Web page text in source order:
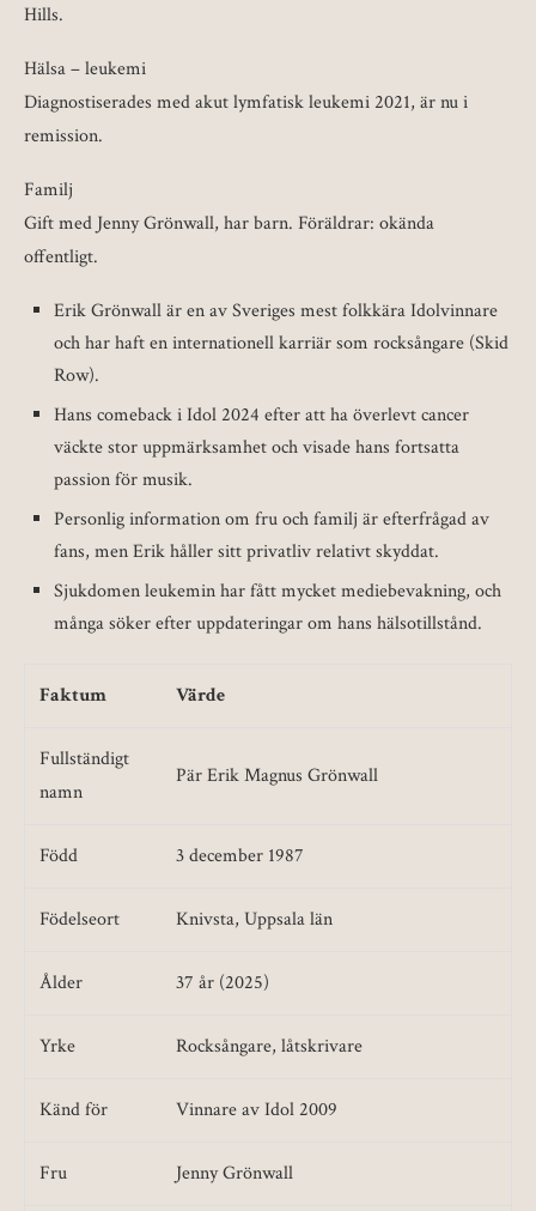
Hills.
Hälsa – leukemi
Diagnostiserades med akut lymfatisk leukemi 2021, är nu i
remission.
Familj
Gift med Jenny Grönwall, har barn. Föräldrar: okända
offentligt.
Erik Grönwall är en av Sveriges mest folkkära Idolvinnare
och har haft en internationell karriär som rocksångare (Skid
Row).
Hans comeback i Idol 2024 efter att ha överlevt cancer
väckte stor uppmärksamhet och visade hans fortsatta
passion för musik.
Personlig information om fru och familj är efterfrågad av
fans, men Erik håller sitt privatliv relativt skyddat.
Sjukdomen leukemin har fått mycket mediebevakning, och
många söker efter uppdateringar om hans hälsotillstånd.
Faktum Värde
Fullständigt
namn
Pär Erik Magnus Grönwall
Född 3 december 1987
Födelseort Knivsta, Uppsala län
Ålder 37 år (2025)
Yrke Rocksångare, låtskrivare
Känd för Vinnare av Idol 2009
Fru Jenny Grönwall